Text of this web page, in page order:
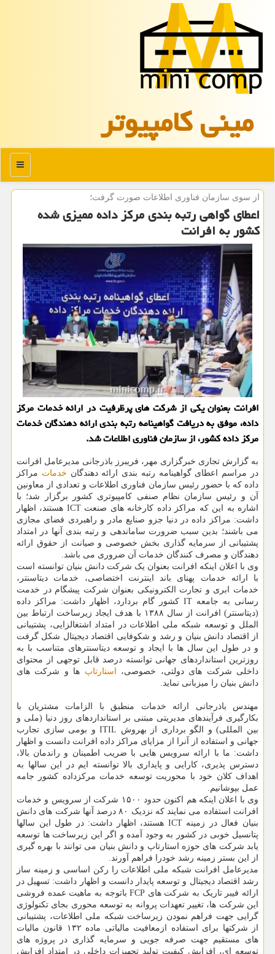
مینی كامپیوتر
منو
از سوی سازمان فناوری اطلاعات صورت گرفت؛
اعطای گواهی رتبه بندی مرکز داده ممیزی شده
کشور به افرانت
افرانت بعنوان یکی از شرکت های پرظرفیت در ارائه خدمات مرکز
داده، موفق به دریافت گواهینامه رتبه بندی ارائه دهندگان خدمات
مرکز داده کشور، از سازمان فناوری اطلاعات شد.
به گزارش تجاری خبرگزاری مهر، فریبرز باذرجانی مدیرعامل افرانت
در مراسم اعطای گواهینامه رتبه بندی ارائه دهندگان خدمات مراکز
داده که با حضور رئیس سازمان فناوری اطلاعات و تعدادی از معاونین
آن و رئیس سازمان نظام صنفی کامپیوتری کشور برگزار شد؛ با
اشاره به این که مراکز داده کارخانه های صنعت ICT هستند، اظهار
داشت: مراکز داده در دنیا جزو صنایع مادر و راهبردی فضای مجازی
می باشند؛ بدین سبب ضرورت ساماندهی و رتبه بندی آنها در امتداد
پشتیبانی از سرمایه گذاری بخش خصوصی و صیانت از حقوق ارائه
دهندگان و مصرف کنندگان خدمات آن ضروری می باشد.
وی با اعلان اینکه افرانت بعنوان یک شرکت دانش بنیان توانسته است
با ارائه خدمات پهنای باند اینترنت اختصاصی، خدمات دیتاسنتر،
خدمات ابری و تجارت الکترونیکی بعنوان شرکت پیشگام در خدمت
رسانی به جامعه IT کشور گام بردارد، اظهار داشت: مراکز داده
(دیتاسنتر) افرانت از سال ۱۳۸۸ با هدف ایجاد زیرساخت ارتباط بین
الملل و توسعه شبکه ملی اطلاعات در امتداد اشتغالزایی، پشتیبانی
از اقتصاد دانش بنیان و رشد و شکوفایی اقتصاد دیجیتال شکل گرفت
و در طول این سال ها با ایجاد و توسعه دیتاسنترهای متناسب با به
روزترین استانداردهای جهانی توانسته درصد قابل توجهی از محتوای
داخلی شرکت های دولتی، خصوصی، استارتاپ ها و شرکت های
دانش بنیان را میزبانی نماید.
مهندس باذرجانی ارائه خدمات منطبق با الزامات مشتریان با
بکارگیری فرآیندهای مدیریتی مبتنی بر استانداردهای روز دنیا (ملی و
بین المللی) و الگو برداری از بهروش ITIL و بومی سازی تجارب
جهانی و استفاده از آنرا از مزایای مراکز داده افرانت دانست و اظهار
داشت: ما با ارائه سرویس هایی با ضریب اطمینان و راندمان بالا،
دسترس پذیری، کارایی و پایداری بالا توانسته ایم در این سالها به
اهداف کلان خود با محوریت توسعه خدمات مرکزداده کشور جامه
عمل بپوشانیم.
وی با اعلان اینکه هم اکنون حدود ۱۵۰۰ شرکت از سرویس و خدمات
افرانت استفاده می نمایند که نزدیک ۸۰ درصد آنها شرکت های دانش
بنیان فعال در زمینه ICT هستند، اظهار داشت: در طول این سالها
پتانسیل خوبی در کشور به وجود آمده و اگر این زیرساخت ها توسعه
یابد شرکت های حوزه استارتاپ و دانش بنیان می توانند با بهره گیری
از این بستر زمینه رشد خودرا فراهم آورند.
مدیرعامل افرانت شبکه ملی اطلاعات را رکن اساسی و زمینه ساز
رشد اقتصاد دیجیتال و توسعه پایدار دانست و اظهار داشت: تسهیل در
ارائه فیبر تاریک به شرکت های FCP باتوجه به ماهیت عمده فروشی
این شرکت ها، تغییر تعهدات پروانه به توسعه محوری بجای تکنولوژی
گرایی جهت فراهم نمودن زیرساخت شبکه ملی اطلاعات، پشتیبانی
از شرکتها برای استفاده ازمعافیت مالیاتی ماده ۱۳۲ قانون مالیات
های مستقیم جهت صرفه جویی و سرمایه گذاری در پروژه های
توسعه ای، افزایش کیفیت تولید تجهیزات داخلی در امتداد افزایش